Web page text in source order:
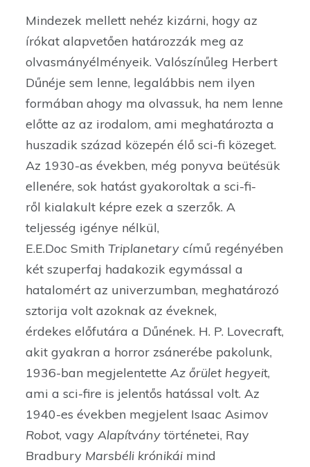
Mindezek mellett nehéz kizárni, hogy az
írókat alapvetően határozzák meg az
olvasmányélményeik. Valószínűleg Herbert
Dűnéje sem lenne, legalábbis nem ilyen
formában ahogy ma olvassuk, ha nem lenne
előtte az az irodalom, ami meghatározta a
huszadik század közepén élő sci-fi közeget.
Az 1930-as években, még ponyva beütésük
ellenére, sok hatást gyakoroltak a sci-fi-
ről kialakult képre ezek a szerzők. A
teljesség igénye nélkül,
E.E.Doc SmithTriplanetarycímű regényében
két szuperfaj hadakozik egymással a
hatalomért az univerzumban, meghatározó
sztorija volt azoknak az éveknek,
érdekes előfutára a Dűnének. H. P. Lovecraft,
akit gyakran a horror zsánerébe pakolunk,
1936-ban megjelentetteAz őrület hegyeit,
ami a sci-fire is jelentős hatással volt. Az
1940-es években megjelent Isaac Asimov
Robot, vagyAlapítványtörténetei, Ray
Bradbury Marsbéli krónikái mind